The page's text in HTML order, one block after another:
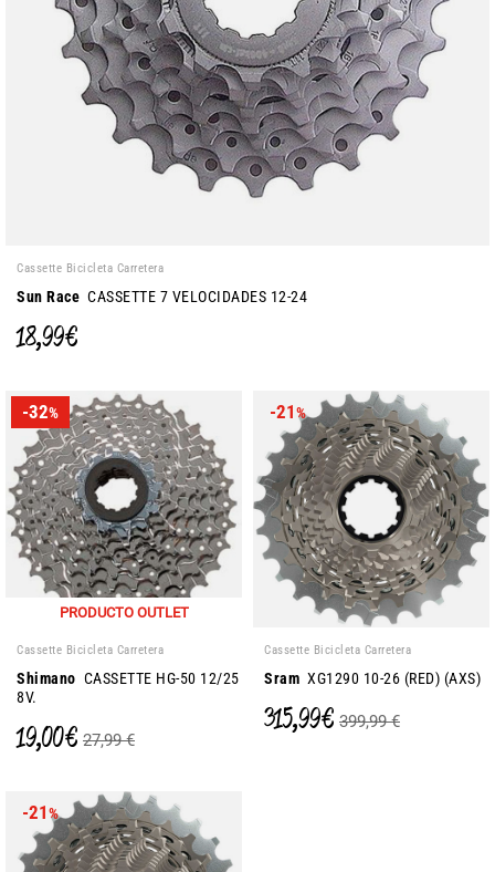
Cassette Bicicleta Carretera
Sun Race CASSETTE 7 VELOCIDADES 12-24
18,99 €
-32%
PRODUCTO OUTLET
Cassette Bicicleta Carretera
Shimano CASSETTE HG-50 12/25
8V.
19,00 € 27,99 €
-21%
Cassette Bicicleta Carretera
Sram XG1290 10-26 (RED) (AXS)
315,99 € 399,99 €
-21%